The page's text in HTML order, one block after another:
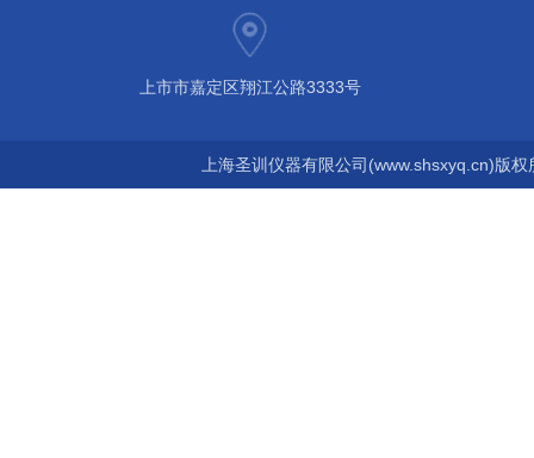
上市市嘉定区翔江公路3333号
上海圣训仪器有限公司(www.shsxyq.cn)版